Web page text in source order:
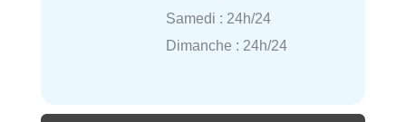
Samedi : 24h/24
Dimanche : 24h/24